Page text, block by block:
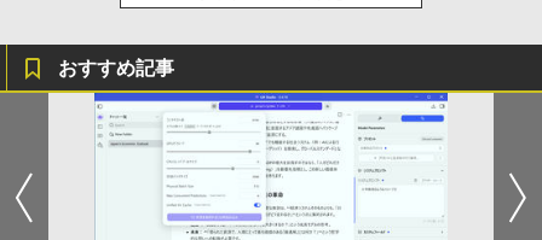
おすすめ記事